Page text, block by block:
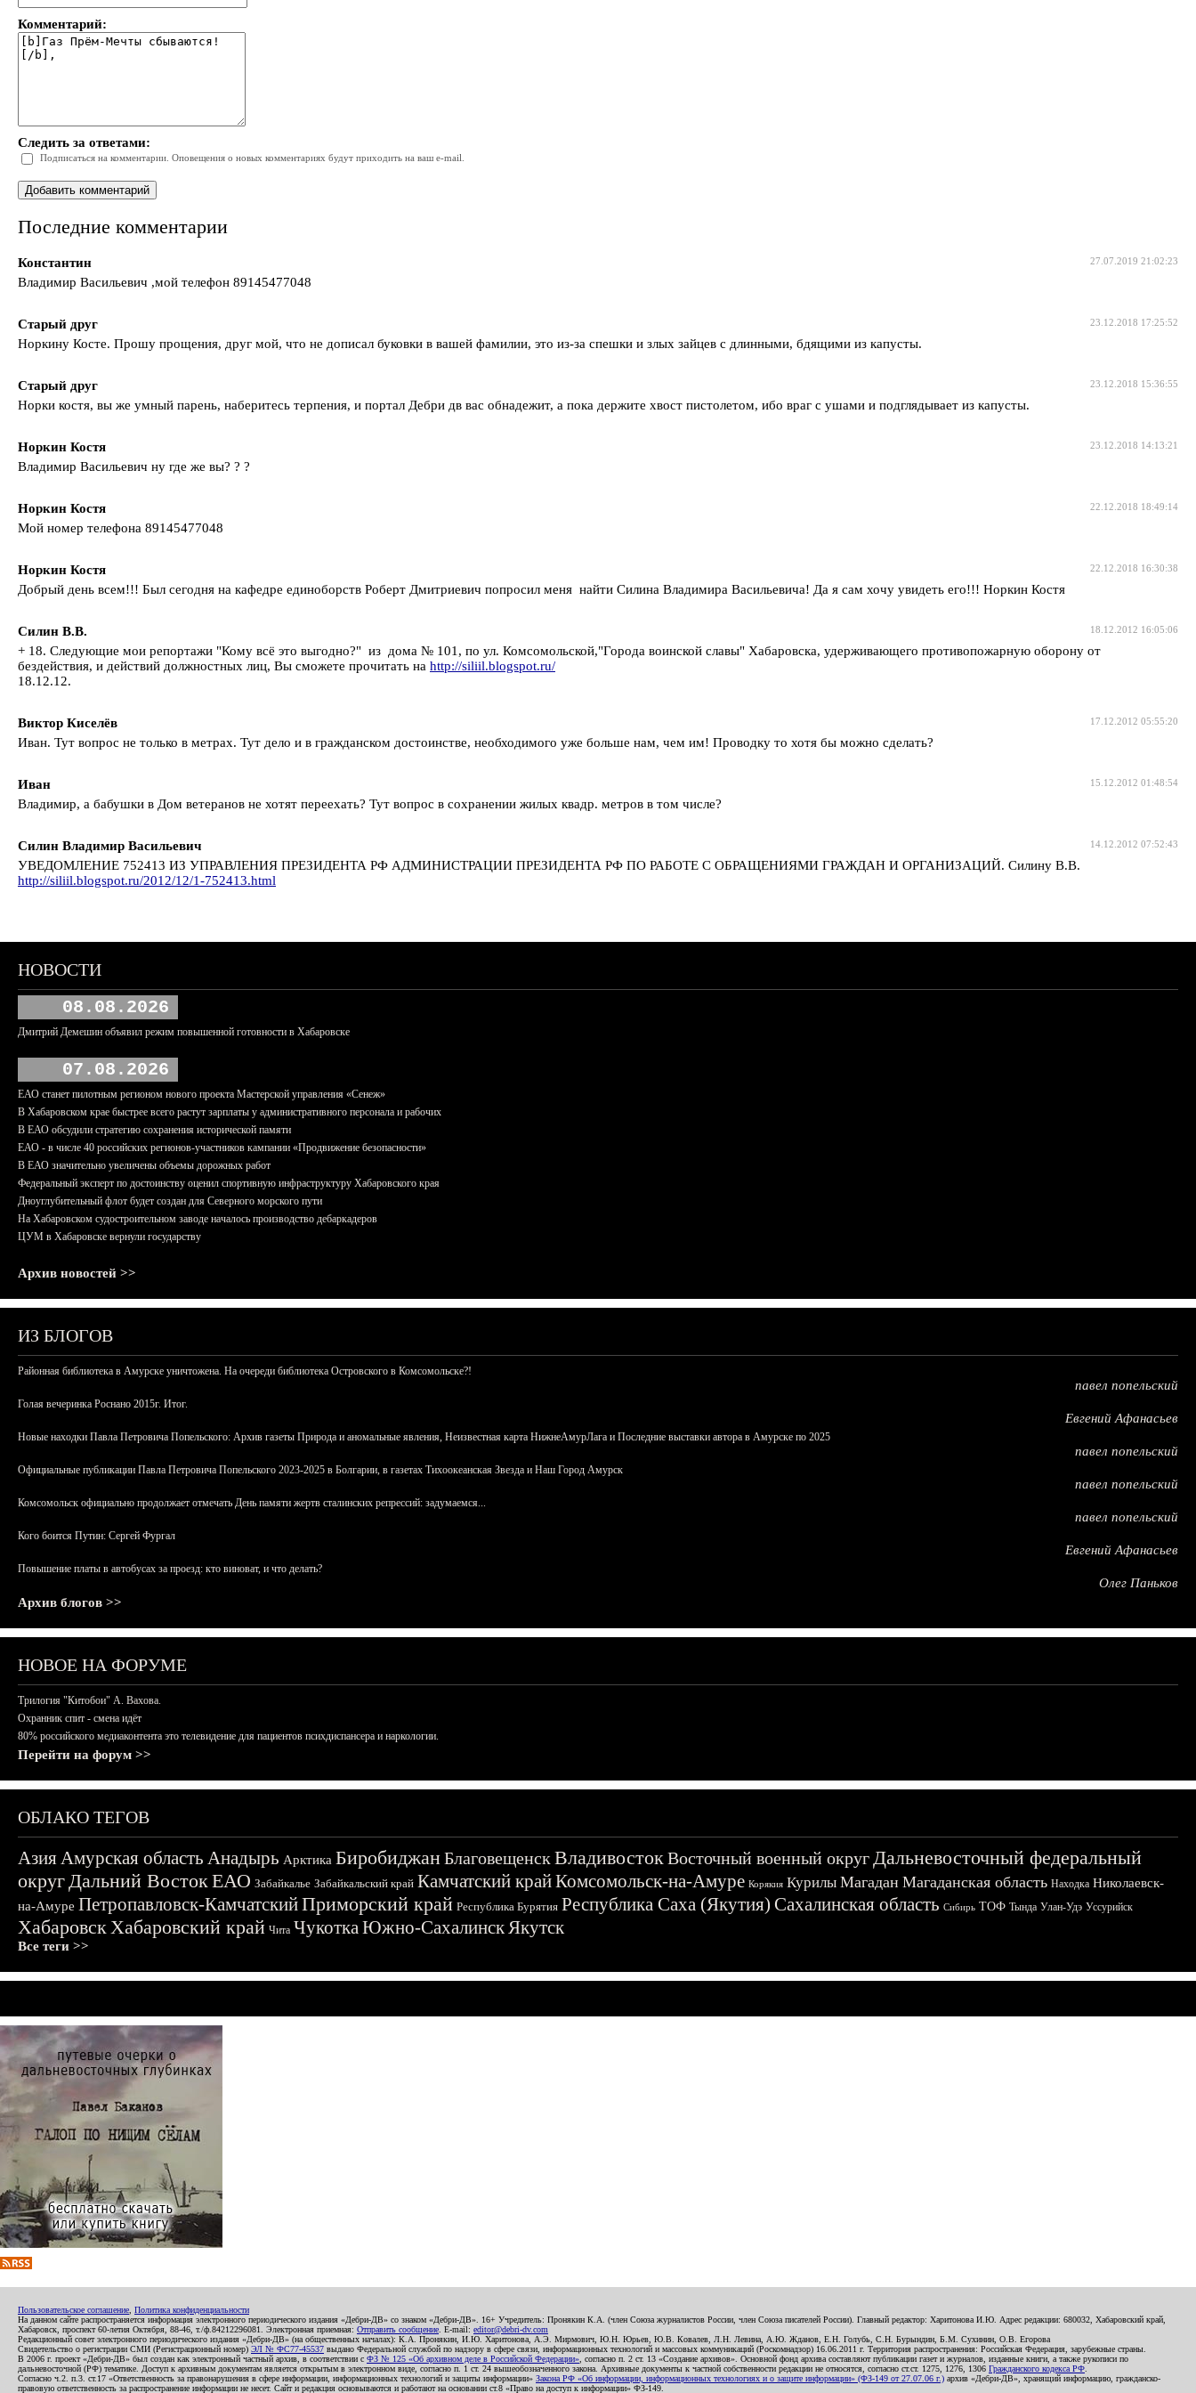
Комментарий:
Следить за ответами:
Подписаться на комментарии. Оповещения о новых комментариях будут приходить на ваш e-mail.
Последние комментарии
27.07.2019 21:02:23
Константин
Владимир Васильевич ,мой телефон 89145477048
23.12.2018 17:25:52
Старый друг
Норкину Косте. Прошу прощения, друг мой, что не дописал буковки в вашей фамилии, это из-за спешки и злых зайцев с длинными, бдящими из капусты.
23.12.2018 15:36:55
Старый друг
Норки костя, вы же умный парень, наберитесь терпения, и портал Дебри дв вас обнадежит, а пока держите хвост пистолетом, ибо враг с ушами и подглядывает из капусты.
23.12.2018 14:13:21
Норкин Костя
Владимир Васильевич ну где же вы? ? ?
22.12.2018 18:49:14
Норкин Костя
Мой номер телефона 89145477048
22.12.2018 16:30:38
Норкин Костя
Добрый день всем!!! Был сегодня на кафедре единоборств Роберт Дмитриевич попросил меня найти Силина Владимира Васильевича! Да я сам хочу увидеть его!!! Норкин Костя
18.12.2012 16:05:06
Силин В.В.
+ 18. Следующие мои репортажи "Кому всё это выгодно?" из дома № 101, по ул. Комсомольской,"Города воинской славы" Хабаровска, удерживающего противопожарную оборону от
бездействия, и действий должностных лиц, Вы сможете прочитать на http://siliil.blogspot.ru/
18.12.12.
17.12.2012 05:55:20
Виктор Киселёв
Иван. Тут вопрос не только в метрах. Тут дело и в гражданском достоинстве, необходимого уже больше нам, чем им! Проводку то хотя бы можно сделать?
15.12.2012 01:48:54
Иван
Владимир, а бабушки в Дом ветеранов не хотят переехать? Тут вопрос в сохранении жилых квадр. метров в том числе?
14.12.2012 07:52:43
Силин Владимир Васильевич
УВЕДОМЛЕНИЕ 752413 ИЗ УПРАВЛЕНИЯ ПРЕЗИДЕНТА РФ АДМИНИСТРАЦИИ ПРЕЗИДЕНТА РФ ПО РАБОТЕ С ОБРАЩЕНИЯМИ ГРАЖДАН И ОРГАНИЗАЦИЙ. Силину В.В.
http://siliil.blogspot.ru/2012/12/1-752413.html
НОВОСТИ
08.08.2026
Дмитрий Демешин объявил режим повышенной готовности в Хабаровске
07.08.2026
ЕАО станет пилотным регионом нового проекта Мастерской управления «Сенеж»
В Хабаровском крае быстрее всего растут зарплаты у административного персонала и рабочих
В ЕАО обсудили стратегию сохранения исторической памяти
ЕАО - в числе 40 российских регионов-участников кампании «Продвижение безопасности»
В ЕАО значительно увеличены объемы дорожных работ
Федеральный эксперт по достоинству оценил спортивную инфраструктуру Хабаровского края
Дноуглубительный флот будет создан для Северного морского пути
На Хабаровском судостроительном заводе началось производство дебаркадеров
ЦУМ в Хабаровске вернули государству
Архив новостей >>
ИЗ БЛОГОВ
Районная библиотека в Амурске уничтожена. На очереди библиотека Островского в Комсомольске?!
павел попельский
Голая вечеринка Роснано 2015г. Итог.
Евгений Афанасьев
Новые находки Павла Петровича Попельского: Архив газеты Природа и аномальные явления, Неизвестная карта НижнеАмурЛага и Последние выставки автора в Амурске по 2025
павел попельский
Официальные публикации Павла Петровича Попельского 2023-2025 в Болгарии, в газетах Тихоокеанская Звезда и Наш Город Амурск
павел попельский
Комсомольск официально продолжает отмечать День памяти жертв сталинских репрессий: задумаемся...
павел попельский
Кого боится Путин: Сергей Фургал
Евгений Афанасьев
Повышение платы в автобусах за проезд: кто виноват, и что делать?
Олег Паньков
Архив блогов >>
НОВОЕ НА ФОРУМЕ
Трилогия "Китобои" А. Вахова.
Охранник спит - смена идёт
80% российского медиаконтента это телевидение для пациентов психдиспансера и наркологии.
Перейти на форум >>
ОБЛАКО ТЕГОВ
АзияАмурская область Анадырь Арктика БиробиджанБлаговещенскВладивостокВосточный военный округДальневосточный федеральный
округДальний ВостокЕАО Забайкалье Забайкальский край Камчатский крайКомсомольск-на-Амуре Корякия Курилы Магадан Магаданская область Находка Николаевск-
на-Амуре Петропавловск-КамчатскийПриморский край Республика Бурятия Республика Саха (Якутия) Сахалинская область Сибирь ТОФ Тында Улан-Удэ Уссурийск
ХабаровскХабаровский край Чита ЧукоткаЮжно-СахалинскЯкутск
Все теги >>
Пользовательское соглашение Политика конфиденциальности
На данном сайте распространяется информация электронного периодического издания «Дебри-ДВ» со знаком «Дебри-ДВ». 16+ Учредитель: Пронякин К.А. (член Союза журналистов России, член Союза писателей России). Главный редактор: Харитонова И.Ю. Адрес редакции: 680032, Хабаровский край,
Хабаровск, проспект 60-летия Октября, 88-46, т./ф.84212296081. Электронная приемная: Отправить сообщение . E-mail: editor@debri-dv.com
Редакционный совет электронного периодического издания «Дебри-ДВ» (на общественных началах): К.А. Пронякин, И.Ю. Харитонова, А.Э. Мирмович, Ю.Н. Юрьев, Ю.В. Ковалев, Л.Н. Левина, А.Ю. Жданов, Е.Н. Голубь, С.Н. Бурындин, Б.М. Сухинин, О.В. Егорова
Свидетельство о регистрации СМИ (Регистрационный номер) ЭЛ № ФС77-45537 выдано Федеральной службой по надзору в сфере связи, информационных технологий и массовых коммуникаций (Роскомнадзор) 16.06.2011 г. Территория распространения: Российская Федерация, зарубежные страны.
В 2006 г. проект «Дебри-ДВ» был создан как электронный частный архив, в соответствии с ФЗ № 125 «Об архивном деле в Российской Федерации» , согласно п. 2 ст. 13 «Создание архивов». Основной фонд архива составляют публикации газет и журналов, изданные книги, а также рукописи по
дальневосточной (РФ) тематике. Доступ к архивным документам является открытым в электронном виде, согласно п. 1 ст. 24 вышеобозначенного закона. Архивные документы к частной собственности редакции не относятся, согласно ст.ст. 1275, 1276, 1306 Гражданского кодекса РФ
Согласно ч.2. п.3. ст.17 «Ответственность за правонарушения в сфере информации, информационных технологий и защиты информации» Закона РФ «Об информации, информационных технологиях и о защите информации» (ФЗ-149 от 27.07.06 г.) архив «Дебри-ДВ», хранящий информацию, гражданско-
правовую ответственность за распространение информации не несет. Сайт и редакция основываются и работают на основании ст.8 «Право на доступ к информации» ФЗ-149.